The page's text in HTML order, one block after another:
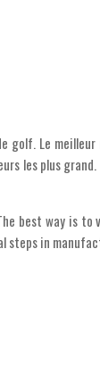
golf. Le
les plus
best way is
in